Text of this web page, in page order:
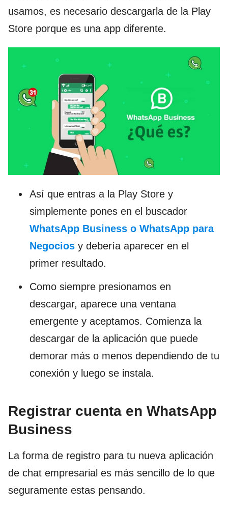
usamos, es necesario descargarla de la Play
Store porque es una app diferente.
Así que entras a la Play Store y
simplemente pones en el buscador
WhatsApp Business o WhatsApp para
Negocios y debería aparecer en el
primer resultado.
Como siempre presionamos en
descargar, aparece una ventana
emergente y aceptamos. Comienza la
descargar de la aplicación que puede
demorar más o menos dependiendo de tu
conexión y luego se instala.
Registrar cuenta en WhatsApp
Business
La forma de registro para tu nueva aplicación
de chat empresarial es más sencillo de lo que
seguramente estas pensando.